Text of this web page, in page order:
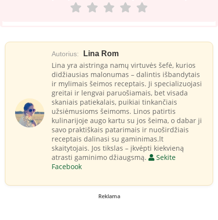
Autorius: Lina Rom
Lina yra aistringa namų virtuvės šefė, kurios
didžiausias malonumas – dalintis išbandytais
ir mylimais šeimos receptais. Ji specializuojasi
greitai ir lengvai paruošiamais, bet visada
skaniais patiekalais, puikiai tinkančiais
užsiėmusioms šeimoms. Linos patirtis
kulinarijoje augo kartu su jos šeima, o dabar ji
savo praktiškais patarimais ir nuoširdžiais
receptais dalinasi su gaminimas.lt
skaitytojais. Jos tikslas – įkvėpti kiekvieną
atrasti gaminimo džiaugsmą.
Sekite
Facebook
Reklama